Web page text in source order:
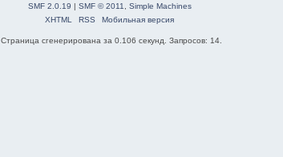
SMF 2.0.19 | SMF © 2011
Simple Machines
XHTML
RSS Мобильная версия
Страница сгенерирована за 0.106 секунд. Запросов: 14.